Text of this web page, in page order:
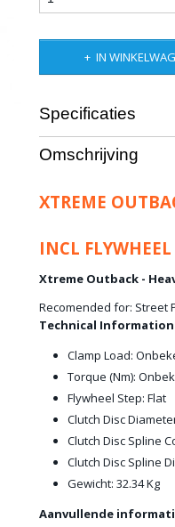
IN
Specificaties
Productcode leverancier
Bruto gewicht
Omschrijving
XTREME
INCL
Xtreme Outback -
Recomended for: Street
Technical Information
Clamp Load:
Torque (Nm):
Flywheel Step: Flat
Clutch Disc
Clutch Disc Spline
Clutch Disc Spline
Gewicht: 32.34 Kg
Aanvullende